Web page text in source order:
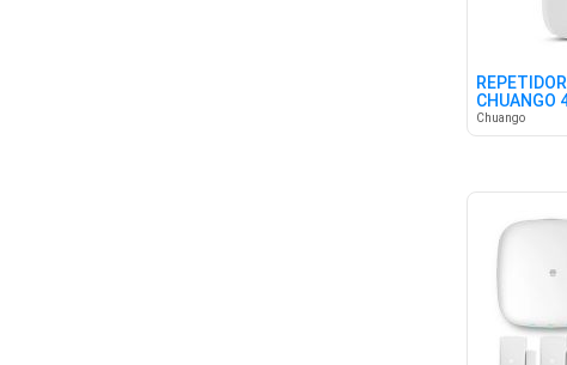
CHUANGO
Chuango